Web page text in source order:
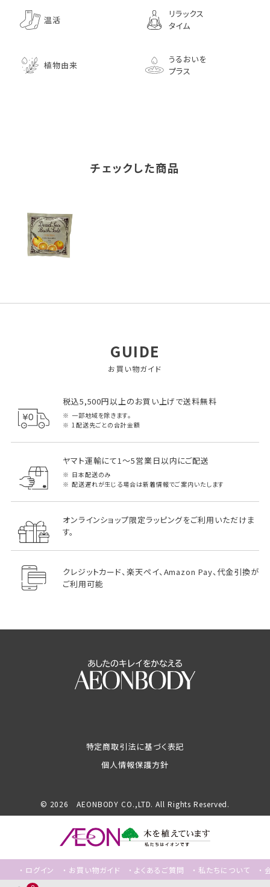
温活
リラックス
タイム
植物由来
うるおいを
プラス
チェックした商品
GUIDE
お買い物ガイド
税込5,500円以上のお買い上げで送料無料
一部地域を除きます。
1配送先ごとの合計金額
ヤマト運輸にて1～5営業日以内にご配送
日本配送のみ
配送遅れが生じる場合は新着情報でご案内いたします
オンラインショップ限定ラッピングをご利用いただけま
す。
クレジットカード、楽天ペイ、Amazon Pay、代金引換が
ご利用可能
ログイン お買い物ガイド よくあるご質問 私たちについて
特定商取引法に基づく表記
個人情報保護方針
© 2026 AEONBODY CO.,LTD. All Rights Reserved.